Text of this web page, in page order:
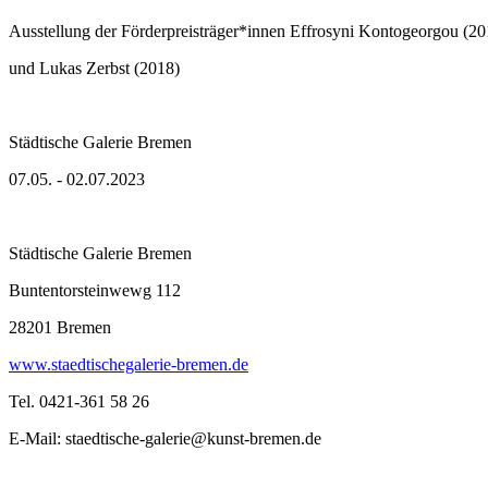
Ausstellung der Förderpreisträger*innen Effrosyni Kontogeorgou
und Lukas Zerbst (2018)
Städtische Galerie Bremen
07.05. - 02.07.2023
Städtische Galerie Bremen
Buntentorsteinwewg 112
28201 Bremen
www.staedtischegalerie-bremen.de
Tel. 0421-361 58 26
E-Mail: staedtische-galerie@kunst-bremen.de